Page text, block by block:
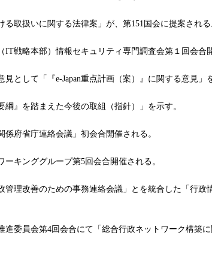
取扱いに関する法律案」が、第151国会に提案される
戦略本部）情報セキュリティ専門調査会第１回会合開
として「『e-Japan重点計画（案）』に関する意見」
』を踏まえた今後の取組（指針）」を示す。
府省庁連絡会議」初会合開催される。
キンググループ第5回会合開催される。
理改善のための事務連絡会議」とを統合した「行政
委員会第4回会合にて「総合行政ネットワーク構築